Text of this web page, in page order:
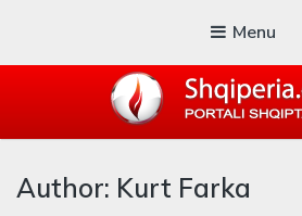
Menu
Blogu i ShqiperiaCom
Author: Kurt Farka